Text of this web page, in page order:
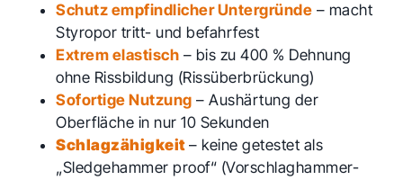
Schutz empfindlicher Untergründe – macht
Styropor tritt- und befahrfest
Extrem elastisch – bis zu 400 % Dehnung
ohne Rissbildung (Rissüberbrückung)
Sofortige Nutzung – Aushärtung der
Oberfläche in nur 10 Sekunden
Schlagzähigkeit– keine getestet als
„Sledgehammer proof“ (Vorschlaghammer-